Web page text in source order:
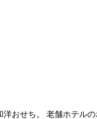
おせち。 老舗ホテル